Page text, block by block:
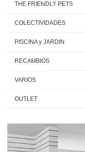
THE FRIENDLY PETS
COLECTIVIDADES
PISCINA y JARDIN
RECAMBIOS
VARIOS
OUTLET